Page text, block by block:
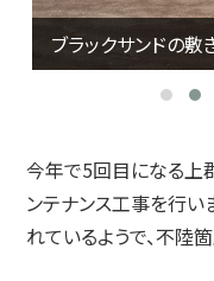
ブラックサンドの敷
今年で5回目になる上
ンテナンス工事を行い
れているようで、不陸